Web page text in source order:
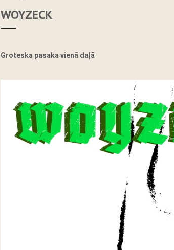
WOYZECK
Groteska pasaka vienā daļā